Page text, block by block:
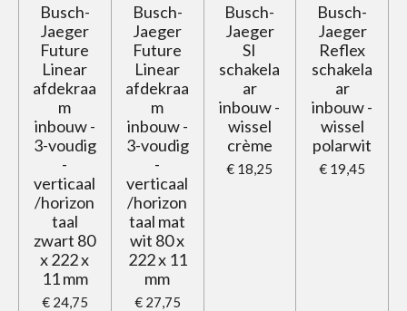
Busch-
Jaeger
Future
Linear
afdekraa
m
inbouw -
3-voudig
-
verticaal
/horizon
taal
zwart 80
x 222 x
11 mm
€ 24,75
Busch-
Jaeger
Future
Linear
afdekraa
m
inbouw -
3-voudig
-
verticaal
/horizon
taal mat
wit 80 x
222 x 11
mm
€ 27,75
Busch-
Jaeger
SI
schakela
ar
inbouw -
wissel
crème
€ 18,25
Busch-
Jaeger
Reflex
schakela
ar
inbouw -
wissel
polarwit
€ 19,45